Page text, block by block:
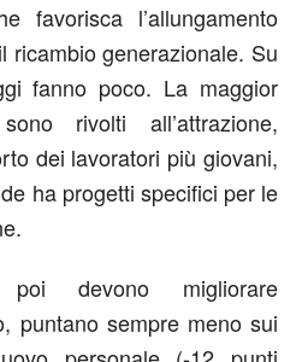
favorisca l’allungamento
ricambio generazionale. Su
fanno poco. La maggior
rivolti all’attrazione,
dei lavoratori più giovani,
ha progetti specifici per le
poi devono migliorare
puntano sempre meno sui